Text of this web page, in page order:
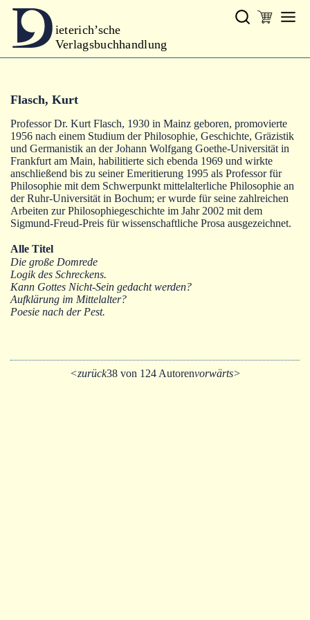
ieterich’sche
Verlagsbuchhandlung
Gesamtprogramm
Autoren
Warenkorb
Flasch, Kurt
Professor Dr. Kurt Flasch, 1930 in Mainz geboren, promovierte
1956 nach einem Studium der Philosophie, Geschichte, Gräzistik
und Germanistik an der Johann Wolfgang Goethe-Universität in
Frankfurt am Main, habilitierte sich ebenda 1969 und wirkte
anschließend bis zu seiner Emeritierung 1995 als Professor für
Philosophie mit dem Schwerpunkt mittelalterliche Philosophie an
der Ruhr-Universität in Bochum; er wurde für seine zahlreichen
Arbeiten zur Philosophiegeschichte im Jahr 2002 mit dem
Sigmund-Freud-Preis für wissenschaftliche Prosa ausgezeichnet.
Alle Titel
Die große Domrede
Logik des Schreckens.
Kann Gottes Nicht-Sein gedacht werden?
Aufklärung im Mittelalter?
Poesie nach der Pest.
<zurück38 von 124 Autorenvorwärts>